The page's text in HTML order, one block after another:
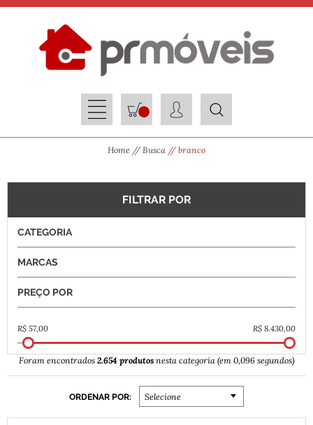
Home Busca branco
FILTRAR POR
CATEGORIA
MARCAS
PREÇO POR
Foram encontrados 2.654 produtosnesta categoria (em 0,096 segundos)
ORDENAR POR: Selecione